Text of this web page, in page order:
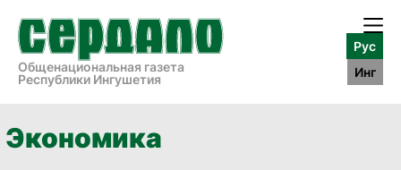
Общенациональная газета
Республики Ингушетия
Рус
Инг
Экономика